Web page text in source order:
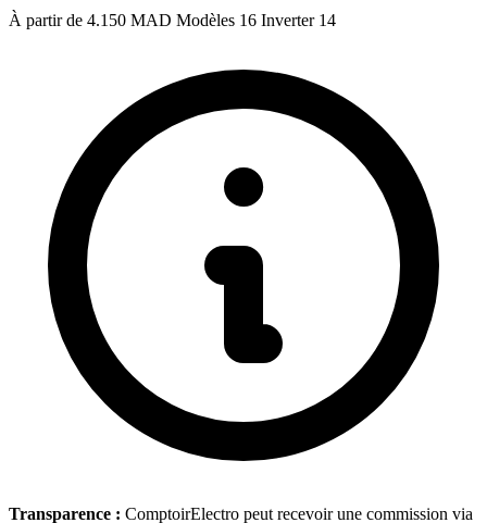
À partir de 4.150 MAD Modèles 16 Inverter 14
Transparence : ComptoirElectro peut recevoir une commission via